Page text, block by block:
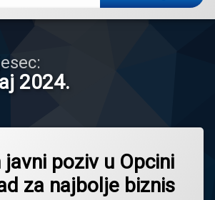
2024.
poziv u Opcini
za najbolje biznis